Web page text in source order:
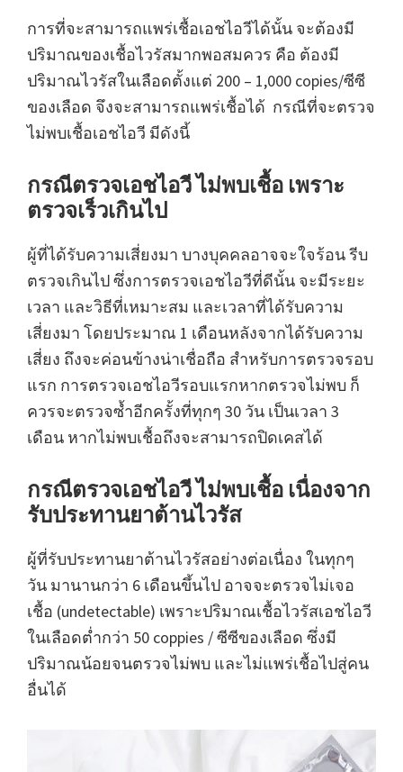
การที่จะสามารถแพร่เชื้อเอชไอวีได้นั้น จะต้องมี
ปริมาณของเชื้อไวรัสมากพอสมควร คือ ต้องมี
ปริมาณไวรัสในเลือดตั้งแต่ 200 – 1,000 copies/ซีซี
ของเลือด จึงจะสามารถแพร่เชื้อได้ กรณีที่จะตรวจ
ไม่พบเชื้อเอชไอวี มีดังนี้
กรณีตรวจเอชไอวี ไม่พบเชื้อ เพราะ
ตรวจเร็วเกินไป
ผู้ที่ได้รับความเสี่ยงมา บางบุคคลอาจจะใจร้อน รีบ
ตรวจเกินไป ซึ่งการตรวจเอชไอวีที่ดีนั้น จะมีระยะ
เวลา และวิธีที่เหมาะสม และเวลาที่ได้รับความ
เสี่ยงมา โดยประมาณ 1 เดือนหลังจากได้รับความ
เสี่ยง ถึงจะค่อนข้างน่าเชื่อถือ สำหรับการตรวจรอบ
แรก การตรวจเอชไอวีรอบแรกหากตรวจไม่พบ ก็
ควรจะตรวจซ้ำอีกครั้งที่ทุกๆ 30 วัน เป็นเวลา 3
เดือน หากไม่พบเชื้อถึงจะสามารถปิดเคสได้
กรณีตรวจเอชไอวี ไม่พบเชื้อ เนื่องจาก
รับประทานยาต้านไวรัส
ผู้ที่รับประทานยาต้านไวรัสอย่างต่อเนื่อง ในทุกๆ
วัน มานานกว่า 6 เดือนขึ้นไป อาจจะตรวจไม่เจอ
เชื้อ (undetectable) เพราะปริมาณเชื้อไวรัสเอชไอวี
ในเลือดต่ำกว่า 50 coppies / ซีซีของเลือด ซึ่งมี
ปริมาณน้อยจนตรวจไม่พบ และไม่แพร่เชื้อไปสู่คน
อื่นได้